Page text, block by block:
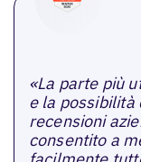
«La parte più
e la possibilità
recensioni
consentito a